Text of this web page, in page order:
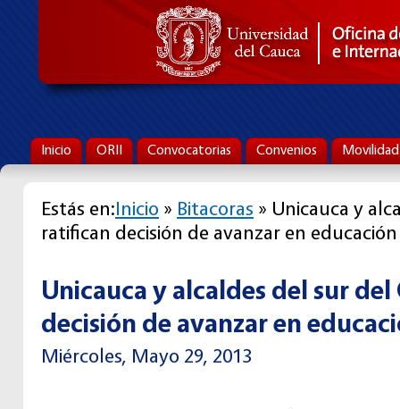
Inicio ORII Convocatorias Convenios Movilidad
Estás en:Inicio » Bitacoras » Unicauca y
ratifican decisión de avanzar en
Unicauca y alcaldes del sur
decisión de avanzar en
Miércoles, Mayo 29, 2013